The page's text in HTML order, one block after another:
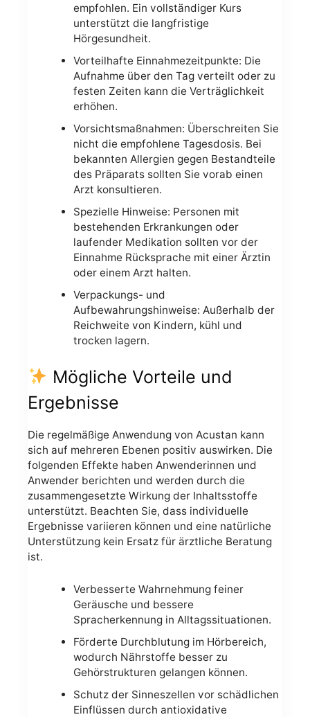
empfohlen. Ein vollständiger Kurs
unterstützt die langfristige
Hörgesundheit.
Vorteilhafte Einnahmezeitpunkte: Die
Aufnahme über den Tag verteilt oder zu
festen Zeiten kann die Verträglichkeit
erhöhen.
Vorsichtsmaßnahmen: Überschreiten Sie
nicht die empfohlene Tagesdosis. Bei
bekannten Allergien gegen Bestandteile
des Präparats sollten Sie vorab einen
Arzt konsultieren.
Spezielle Hinweise: Personen mit
bestehenden Erkrankungen oder
laufender Medikation sollten vor der
Einnahme Rücksprache mit einer Ärztin
oder einem Arzt halten.
Verpackungs- und
Aufbewahrungshinweise: Außerhalb der
Reichweite von Kindern, kühl und
trocken lagern.
Mögliche Vorteile und
Ergebnisse
Die regelmäßige Anwendung von Acustan kann
sich auf mehreren Ebenen positiv auswirken. Die
folgenden Effekte haben Anwenderinnen und
Anwender berichten und werden durch die
zusammengesetzte Wirkung der Inhaltsstoffe
unterstützt. Beachten Sie, dass individuelle
Ergebnisse variieren können und eine natürliche
Unterstützung kein Ersatz für ärztliche Beratung
ist.
Verbesserte Wahrnehmung feiner
Geräusche und bessere
Spracherkennung in Alltagssituationen.
Förderte Durchblutung im Hörbereich,
wodurch Nährstoffe besser zu
Gehörstrukturen gelangen können.
Schutz der Sinneszellen vor schädlichen
Einflüssen durch antioxidative